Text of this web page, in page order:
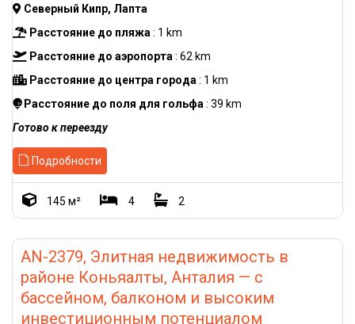
Северный Кипр, Лапта
Расстояние до пляжа : 1 km
Расстояние до аэропорта : 62 km
Расстояние до центра города : 1 km
Расстояние до поля для гольфа : 39 km
Готово к переезду
Подробности
145 м² 4 2
AN-2379, Элитная недвижимость в
районе Коньяалты, Анталия — с
бассейном, балконом и высоким
инвестиционным потенциалом